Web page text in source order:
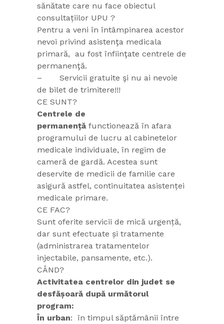
sănătate care nu face obiectul
consultațiilor UPU ?
Pentru a veni în întâmpinarea acestor
nevoi privind asistenţa medicala
primară, au fost înfiinţate centrele de
permanenţă.
– Servicii gratuite şi nu ai nevoie
de bilet de trimitere!!!
CE SUNT?
Centrele de
permanență functionează în afara
programului de lucru al cabinetelor
medicale individuale, în regim de
cameră de gardă. Acestea sunt
deservite de medicii de familie care
asigură astfel, continuitatea asistenței
medicale primare.
CE FAC?
Sunt oferite servicii de mică urgență,
dar sunt efectuate și tratamente
(administrarea tratamentelor
injectabile, pansamente, etc.).
CÂND?
Activitatea centrelor din judet se
desfășoară după următorul
program:
În urban: în timpul săptămânii între